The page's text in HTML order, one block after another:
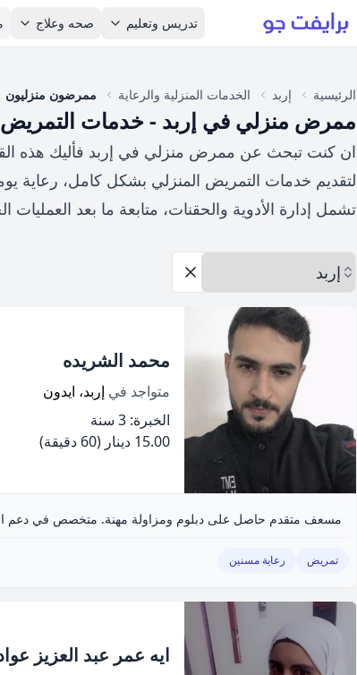
تدريس وتعليم صحه وعلاج
الرئيسية إربد الخدمات المنزلية والرعاية ممرضون منزليون
ممرض منزلي في إربد - خدمات التمريض
ان كنت تبحث عن ممرض منزلي في إربد فأليك هذه
لتقديم خدمات التمريض المنزلي بشكل كامل، رعاية
تشمل إدارة الأدوية والحقنات، متابعة ما بعد
اختر المحافظة
إزالة الخيارات
محمد الشريده
متواجد في إربد، ايدون
الخبرة: 3 سنة
15.00 دينار
(60 دقيقة)
تمريض رعاية مسنين
ايه عمر عبد العزيز